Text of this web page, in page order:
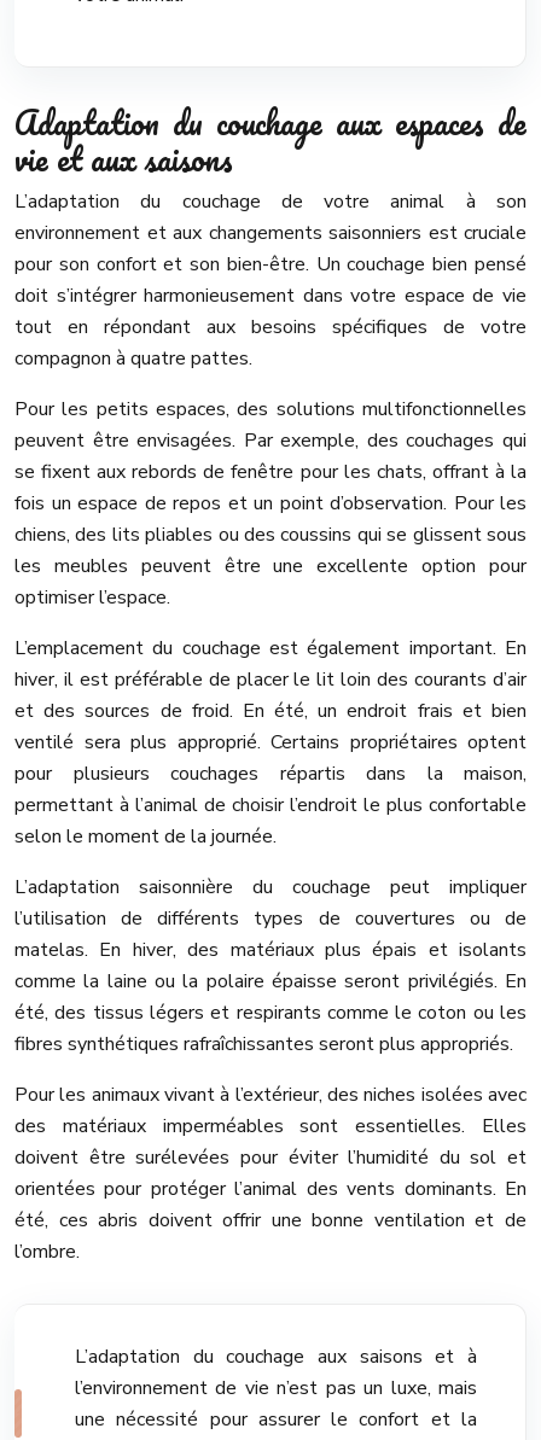
Adaptation du couchage aux espaces de
vie et aux saisons
L’adaptation du couchage de votre animal à son
environnement et aux changements saisonniers est cruciale
pour son confort et son bien-être. Un couchage bien pensé
doit s’intégrer harmonieusement dans votre espace de vie
tout en répondant aux besoins spécifiques de votre
compagnon à quatre pattes.
Pour les petits espaces, des solutions multifonctionnelles
peuvent être envisagées. Par exemple, des couchages qui
se fixent aux rebords de fenêtre pour les chats, offrant à la
fois un espace de repos et un point d’observation. Pour les
chiens, des lits pliables ou des coussins qui se glissent sous
les meubles peuvent être une excellente option pour
optimiser l’espace.
L’emplacement du couchage est également important. En
hiver, il est préférable de placer le lit loin des courants d’air
et des sources de froid. En été, un endroit frais et bien
ventilé sera plus approprié. Certains propriétaires optent
pour plusieurs couchages répartis dans la maison,
permettant à l’animal de choisir l’endroit le plus confortable
selon le moment de la journée.
L’adaptation saisonnière du couchage peut impliquer
l’utilisation de différents types de couvertures ou de
matelas. En hiver, des matériaux plus épais et isolants
comme la laine ou la polaire épaisse seront privilégiés. En
été, des tissus légers et respirants comme le coton ou les
fibres synthétiques rafraîchissantes seront plus appropriés.
Pour les animaux vivant à l’extérieur, des niches isolées avec
des matériaux imperméables sont essentielles. Elles
doivent être surélevées pour éviter l’humidité du sol et
orientées pour protéger l’animal des vents dominants. En
été, ces abris doivent offrir une bonne ventilation et de
l’ombre.
L’adaptation du couchage aux saisons et à
l’environnement de vie n’est pas un luxe, mais
une nécessité pour assurer le confort et la